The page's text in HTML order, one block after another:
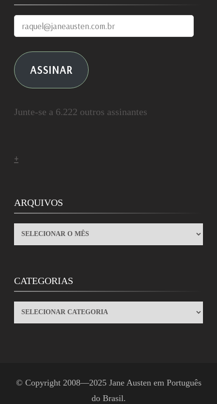
raquel@janeausten.com.br
ASSINAR
Junte-se a 6.222 outros assinantes
+
ARQUIVOS
ARQUIVOS
CATEGORIAS
CATEGORIAS
© Copyright 2008—2025 Jane Austen em Português
do Brasil.